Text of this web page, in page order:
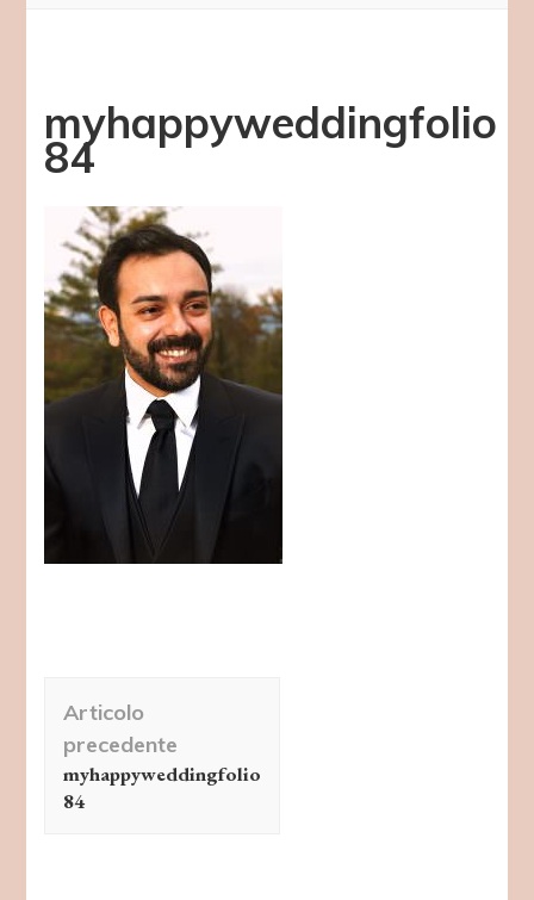
myhappyweddingfolio
84
articolo
Articolo
precedente
myhappyweddingfolio
84